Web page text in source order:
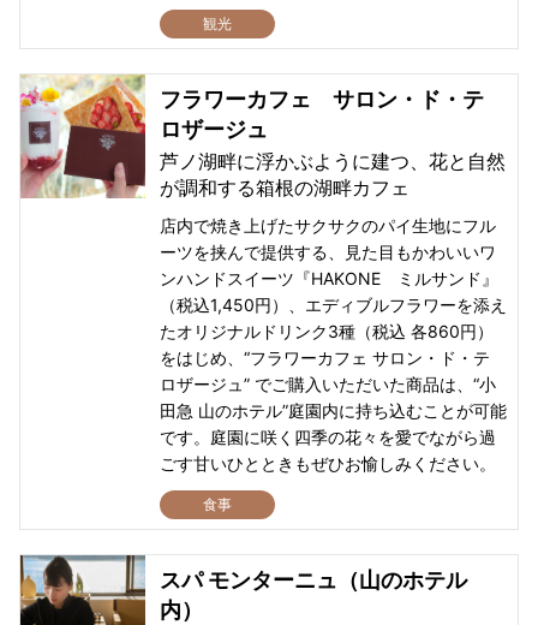
観光
フラワーカフェ サロン・ド・テ
ロザージュ
芦ノ湖畔に浮かぶように建つ、花と自然
が調和する箱根の湖畔カフェ
店内で焼き上げたサクサクのパイ生地にフル
ーツを挟んで提供する、見た目もかわいいワ
ンハンドスイーツ『HAKONE ミルサンド』
（税込1,450円）、エディブルフラワーを添え
たオリジナルドリンク3種（税込 各860円）
をはじめ、“フラワーカフェ サロン・ド・テ
ロザージュ” でご購入いただいた商品は、“小
田急 山のホテル”庭園内に持ち込むことが可能
です。庭園に咲く四季の花々を愛でながら過
ごす甘いひとときもぜひお愉しみください。
食事
スパ モンターニュ（山のホテル
内）